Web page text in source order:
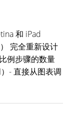
和 iPad
完全重新设计
例步骤的数量
- 直接从图表调